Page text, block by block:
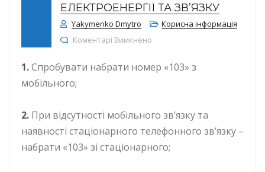
ЕЛЕКТРОЕНЕРГІЇ ТА ЗВ’ЯЗКУ
Yakymenko Dmytro
Корисна інформація
Коментарі Вимкнено
1.Спробувати набрати номер «103» з
мобільного;
2. При відсутності мобільного зв’язку та
наявності стаціонарного телефонного зв’язку –
набрати «103» зі стаціонарного;